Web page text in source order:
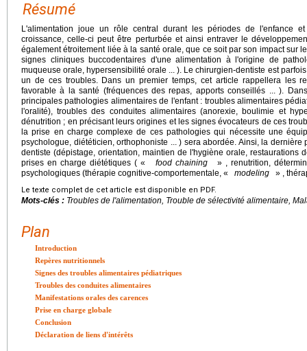
Résumé
L'alimentation joue un rôle central durant les périodes de l'enfance
croissance, celle-ci peut être perturbée et ainsi entraver le
également étroitement liée à la santé orale, que ce soit par son impact sur
signes cliniques buccodentaires d'une alimentation à l'origine de
muqueuse orale, hypersensibilité orale ... ). Le chirurgien-dentiste est
un de ces troubles. Dans un premier temps, cet article rappellera les
favorable à la santé (fréquences des repas, apports conseillés ... ).
principales pathologies alimentaires de l'enfant : troubles alimentaires
l'oralité), troubles des conduites alimentaires (anorexie, boulimie et
dénutrition ; en précisant leurs origines et les signes évocateurs de ces
la prise en charge complexe de ces pathologies qui nécessite une
psychologue, diététicien, orthophoniste ... ) sera abordée. Ainsi, la
dentiste (dépistage, orientation, maintien de l'hygiène orale, restaurations
prises en charge diététiques ( « food chaining» , renutrition,
psychologiques (thérapie cognitive-comportementale, « modeling » ,
Le texte complet de cet article est disponible en PDF.
Mots-clés : Troubles de l'alimentation, Trouble de sélectivité alimentaire,
Plan
Introduction
Repères nutritionnels
Signes des troubles alimentaires pédiatriques
Troubles des conduites alimentaires
Manifestations orales des carences
Prise en charge globale
Conclusion
Déclaration de liens d'intérêts